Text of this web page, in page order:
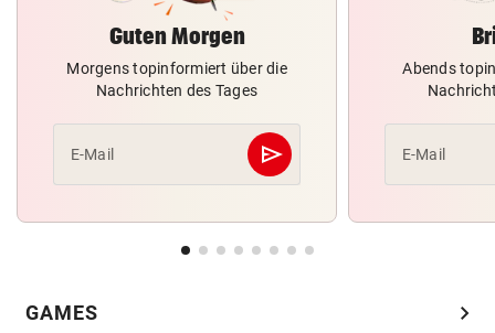
Guten Morgen
Morgens topinformiert über die
Nachrichten des Tages
E-Mail send
Abschicken
Abends
E-Mail
GAMES chevron_right